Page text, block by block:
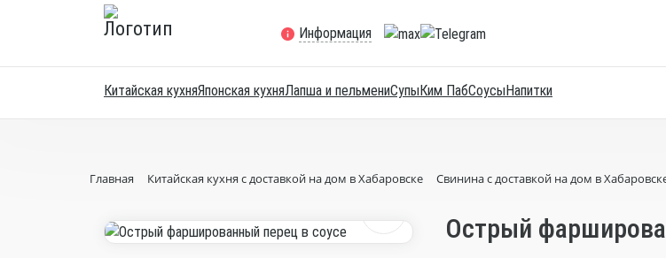
Информация
Китайская кухняЯпонская кухняЛапша и пельмениСупыКим ПабСоусыНапитки
Главная Китайская кухня с доставкой на дом в Хабаровске Свинина с доставкой на дом в
Острый